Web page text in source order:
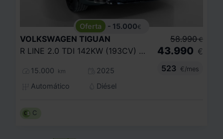
- 15.000€
VOLKSWAGEN TIGUAN
R LINE 2.0 TDI 142KW (193CV) DSG 4MOTION
15.000 km
2025
Automático
Diésel
58.990 €
43.990 €
523
€/mes
C